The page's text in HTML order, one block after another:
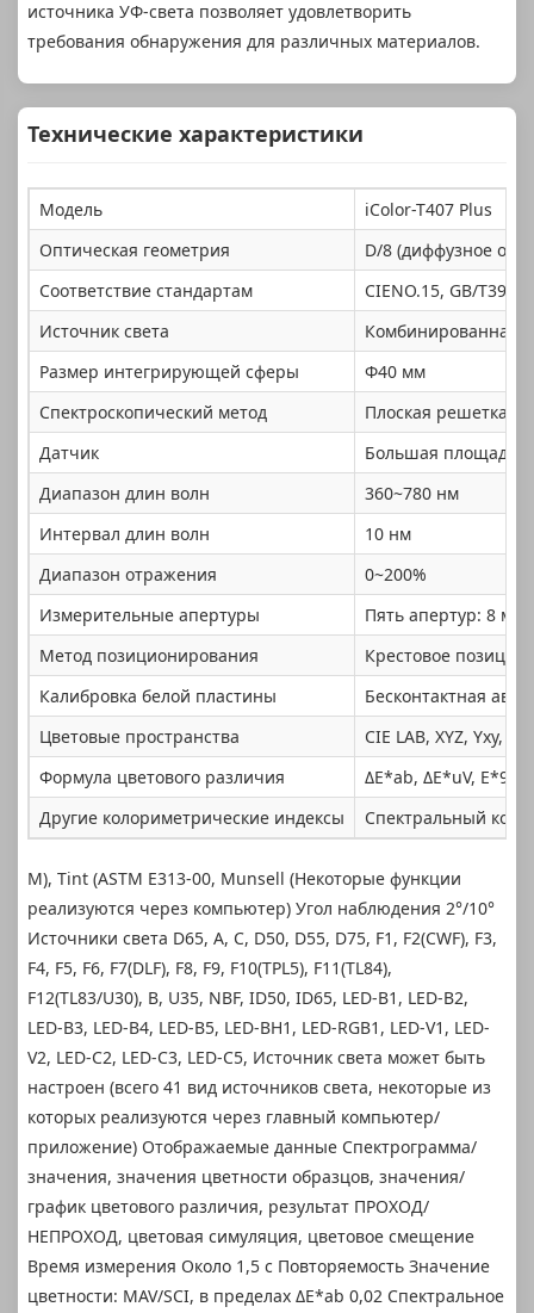
источника УФ-света позволяет удовлетворить
требования обнаружения для различных материалов.
Технические характеристики
Модель
iColor-T407 Plus
Оптическая геометрия
D/8 (диффузное
Соответствие стандартам
CIENO.15, GB/
Источник света
Комбинированная
Размер интегрирующей сферы
Φ40 мм
Спектроскопический метод
Плоская решетка
Датчик
Большая площадь
Диапазон длин волн
360~780 нм
Интервал длин волн
10 нм
Диапазон отражения
0~200%
Измерительные апертуры
Пять апертур: 8
Метод позиционирования
Крестовое
Калибровка белой пластины
Бесконтактная
Цветовые пространства
CIE LAB, XYZ, Yxy,
Формула цветового различия
ΔE*ab, ΔE*uV, E*94,
Другие колориметрические индексы
Спектральный
M), Tint (ASTM E313-00, Munsell (Некоторые функции
реализуются через компьютер) Угол наблюдения 2°/10°
Источники света D65, A, C, D50, D55, D75, F1, F2(CWF), F3,
F4, F5, F6, F7(DLF), F8, F9, F10(TPL5), F11(TL84),
F12(TL83/U30), B, U35, NBF, ID50, ID65, LED-B1, LED-B2,
LED-B3, LED-B4, LED-B5, LED-BH1, LED-RGB1, LED-V1, LED-
V2, LED-C2, LED-C3, LED-C5, Источник света может быть
настроен (всего 41 вид источников света, некоторые из
которых реализуются через главный компьютер/
приложение) Отображаемые данные Спектрограмма/
значения, значения цветности образцов, значения/
график цветового различия, результат ПРОХОД/
НЕПРОХОД, цветовая симуляция, цветовое смещение
Время измерения Около 1,5 с Повторяемость Значение
цветности: MAV/SCI, в пределах ΔE*ab 0,02 Спектральное